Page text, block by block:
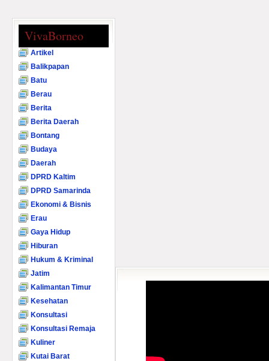
VivaBorneo
Artikel
Balikpapan
Batu
Berau
Berita
Berita Daerah
Bontang
Budaya
Daerah
DPRD Kaltim
DPRD Samarinda
Ekonomi & Bisnis
Erau
Gaya Hidup
Hiburan
Hukum & Kriminal
Jatim
Kalimantan Timur
Kesehatan
Konsultasi
Konsultasi Remaja
Kuliner
Kutai Barat